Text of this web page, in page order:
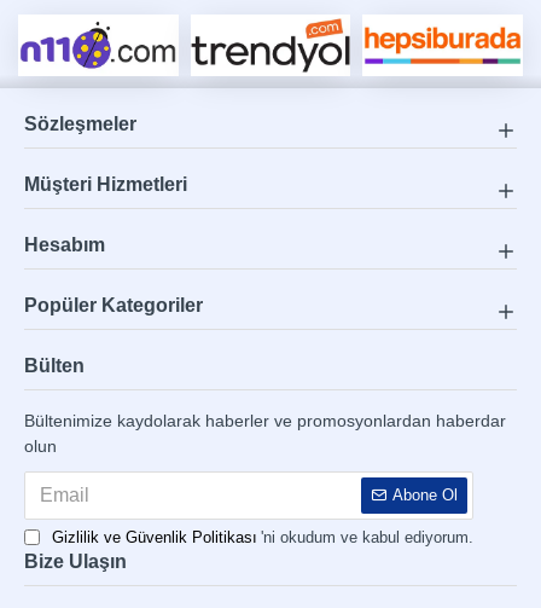
Sözleşmeler
Müşteri Hizmetleri
Hesabım
Popüler Kategoriler
Bülten
Bültenimize kaydolarak haberler ve promosyonlardan haberdar
olun
Abone Ol
Gizlilik ve Güvenlik Politikası 'ni okudum ve kabul ediyorum.
Bize Ulaşın